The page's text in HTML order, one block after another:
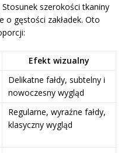
szerokości tkaniny
o gęstości zakładek. Oto
Efekt wizualny
Delikatne fałdy, subtelny i
nowoczesny wygląd
Regularne, wyraźne fałdy,
klasyczny wygląd